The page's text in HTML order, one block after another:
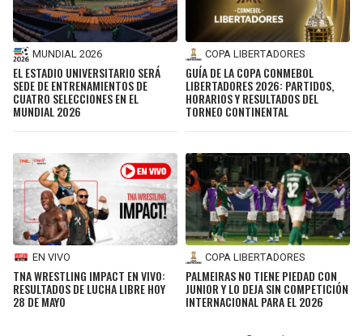
MUNDIAL 2026
EL ESTADIO UNIVERSITARIO SERÁ
SEDE DE ENTRENAMIENTOS DE
CUATRO SELECCIONES EN EL
MUNDIAL 2026
COPA LIBERTADORES
GUÍA DE LA COPA CONMEBOL
LIBERTADORES 2026: PARTIDOS,
HORARIOS Y RESULTADOS DEL
TORNEO CONTINENTAL
EN VIVO
TNA WRESTLING IMPACT EN VIVO:
RESULTADOS DE LUCHA LIBRE HOY
28 DE MAYO
COPA LIBERTADORES
PALMEIRAS NO TIENE PIEDAD CON
JUNIOR Y LO DEJA SIN COMPETICIÓN
INTERNACIONAL PARA EL 2026